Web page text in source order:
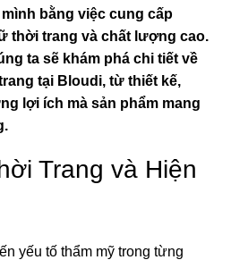
bằng việc cung cấp
thời trang và chất lượng cao.
ta sẽ khám phá chi tiết về
tại Bloudi, từ thiết kế,
lợi ích mà sản phẩm mang
Trang và Hiện
yếu tố thẩm mỹ trong từng